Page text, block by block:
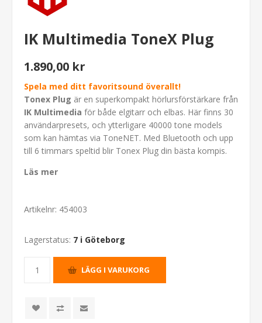
IK Multimedia ToneX Plug
1.890,00 kr
Spela med ditt favoritsound överallt!
Tonex Plug är en superkompakt hörlursförstärkare från
IK Multimedia för både elgitarr och elbas. Här finns 30
användarpresets, och ytterligare 40000 tone models
som kan hämtas via ToneNET. Med Bluetooth och upp
till 6 timmars speltid blir Tonex Plug din bästa kompis.
Läs mer
Artikelnr: 454003
Lagerstatus: 7 i Göteborg